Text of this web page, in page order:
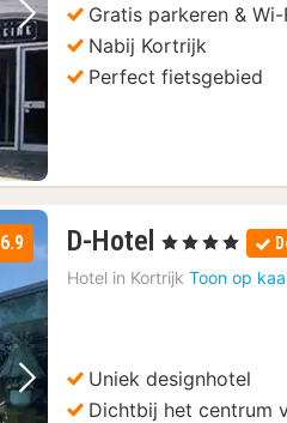
Volgende foto
Gratis parkeren & Wi-
Nabij Kortrijk
Perfect fietsgebied
Volgende foto
6.9 D-Hotel 1
nacht
vanaf
, 4 Sterren
Hotel in Kortrijk Toon op
Uniek designhotel
Dichtbij het centrum